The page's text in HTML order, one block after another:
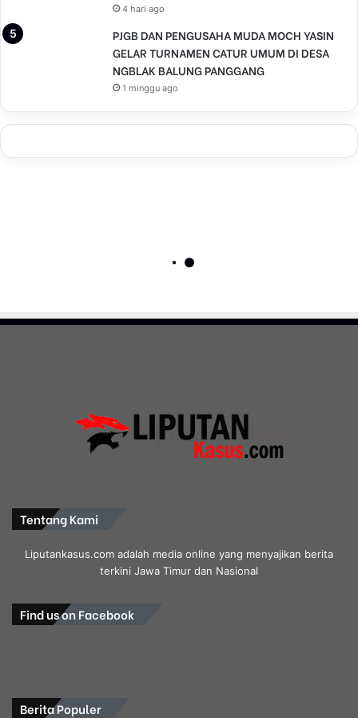
4 hari ago
PJGB DAN PENGUSAHA MUDA MOCH YASIN
GELAR TURNAMEN CATUR UMUM DI DESA
NGBLAK BALUNG PANGGANG
1 minggu ago
Tentang Kami
Liputankasus.com adalah media online yang menyajikan berita
terkini Jawa Timur dan Nasional
Find us on Facebook
Berita Populer